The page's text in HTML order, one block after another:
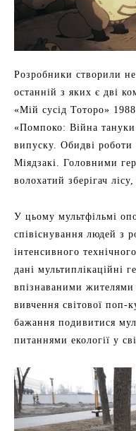
Розробники створили
останній з яких є дві
«Мій сусід Тоторо»
«Помпоко: Війна
випуску. Обидві роботи
Міядзакі. Головними
волохатий зберігач
У цьому мультфільмі
співіснування людей з
інтенсивного
дані мультиплікаційні
впізнаваними жителями
вивчення світової поп-
бажання подивитися
питаннями екології у